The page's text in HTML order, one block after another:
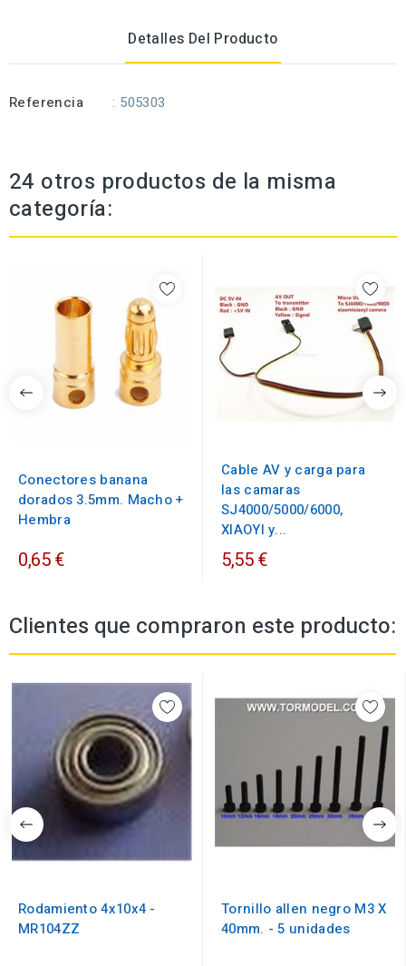
Detalles Del Producto
Referencia : 505303
24 otros productos de la misma
categoría:
Conectores banana
dorados 3.5mm. Macho +
Hembra
0,65 €
Cable AV y carga para
las camaras
SJ4000/5000/6000,
XIAOYI y...
5,55 €
Clientes que compraron este producto:
Rodamiento 4x10x4 -
MR104ZZ
Tornillo allen negro M3 X
40mm. - 5 unidades